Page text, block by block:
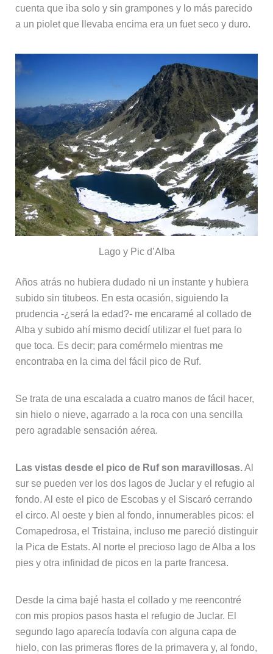
cuenta que iba solo y sin grampones y lo más parecido
a un piolet que llevaba encima era un fuet seco y duro.
Lago y Pic d’Alba
Años atrás no hubiera dudado ni un instante y hubiera
subido sin titubeos. En esta ocasión, siguiendo la
prudencia -¿será la edad?- me encaramé al collado de
Alba y subido ahí mismo decidí utilizar el fuet para lo
que toca. Es decir; para comérmelo mientras me
encontraba en la cima del fácil pico de Ruf.
Se trata de una escalada a cuatro manos de fácil hacer,
sin hielo o nieve, agarrado a la roca con una sencilla
pero agradable sensación aérea.
Las vistas desde el pico de Ruf son maravillosas.Al
sur se pueden ver los dos lagos de Juclar y el refugio al
fondo. Al este el pico de Escobas y el Siscaró cerrando
el circo. Al oeste y bien al fondo, innumerables picos: el
Comapedrosa, el Tristaina, incluso me pareció distinguir
la Pica de Estats. Al norte el precioso lago de Alba a los
pies y otra infinidad de picos en la parte francesa.
Desde la cima bajé hasta el collado y me reencontré
con mis propios pasos hasta el refugio de Juclar. El
segundo lago aparecía todavía con alguna capa de
hielo, con las primeras flores de la primavera y, al fondo,